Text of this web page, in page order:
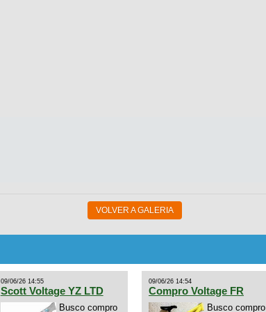
VOLVER A GALERIA
09/06/26 14:55
Scott Voltage YZ LTD
Busco compro
09/06/26 14:54
Compro Voltage FR
Busco compro